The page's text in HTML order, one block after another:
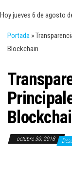
Hoy jueves 6 de agosto
Portada »
Blockchain
octubre 30, 2018